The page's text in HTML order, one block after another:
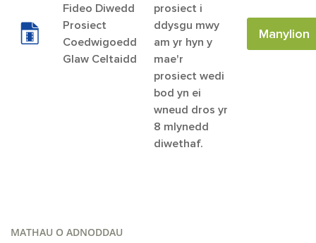
Fideo Diwedd
Prosiect
Coedwigoedd
Glaw Celtaidd
prosiect i
ddysgu mwy
am yr hyn y
mae'r
prosiect wedi
bod yn ei
wneud dros yr
8 mlynedd
diwethaf.
Manylion
MATHAU O ADNODDAU